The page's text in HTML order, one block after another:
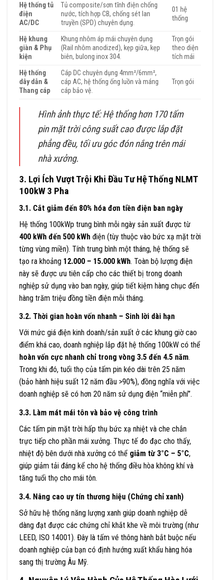
Hệ thống tủ
điện
AC/DC
Tủ composite/sơn tĩnh điện chống
nước, tích hợp CB, chống sét lan
truyền (SPD) chuyên dụng.
01 hệ
thống
Hệ khung
giàn & Phụ
kiện
Khung nhôm áp mái chuyên dụng
(Rail nhôm anodized), kẹp giữa, kẹp
biên, bulong inox 304.
Trọn gói
theo diện
tích mái
Hệ thống
dây dẫn &
Thang cáp
Cáp DC chuyên dụng 4mm²/6mm²,
cáp AC, hệ thống ống luồn và máng
cáp bảo vệ.
Trọn gói
Hình ảnh thực tế: Hệ thống hơn 170 tấm
pin mặt trời công suất cao được lắp đặt
phẳng đều, tối ưu góc đón nắng trên mái
nhà xưởng.
3. Lợi Ích Vượt Trội Khi Đầu Tư Hệ Thống NLMT
100kW 3 Pha
3.1. Cắt giảm đến 80% hóa đơn tiền điện ban ngày
Hệ thống 100kWp trung bình mỗi ngày sản xuất được từ
400 kWh đến 500 kWh điện (tùy thuộc vào bức xạ mặt trời
từng vùng miền). Tính trung bình một tháng, hệ thống sẽ
tạo ra khoảng 12.000 – 15.000 kWh. Toàn bộ lượng điện
này sẽ được ưu tiên cấp cho các thiết bị trong doanh
nghiệp sử dụng vào ban ngày, giúp tiết kiệm hàng chục đến
hàng trăm triệu đồng tiền điện mỗi tháng.
3.2. Thời gian hoàn vốn nhanh – Sinh lời dài hạn
Với mức giá điện kinh doanh/sản xuất ở các khung giờ cao
điểm khá cao, doanh nghiệp lắp đặt hệ thống 100kW có thể
hoàn vốn cực nhanh chỉ trong vòng 3.5 đến 4.5 năm.
Trong khi đó, tuổi thọ của tấm pin kéo dài trên 25 năm
(bảo hành hiệu suất 12 năm đầu >90%), đồng nghĩa với việc
doanh nghiệp sẽ có hơn 20 năm sử dụng điện “miễn phí”.
3.3. Làm mát mái tôn và bảo vệ công trình
Các tấm pin mặt trời hấp thụ bức xạ nhiệt và che chắn
trực tiếp cho phần mái xưởng. Thực tế đo đạc cho thấy,
nhiệt độ bên dưới nhà xưởng có thể giảm từ 3°C – 5°C,
giúp giảm tải đáng kể cho hệ thống điều hòa không khí và
tăng tuổi thọ cho mái tôn.
3.4. Nâng cao uy tín thương hiệu (Chứng chỉ xanh)
Sở hữu hệ thống năng lượng xanh giúp doanh nghiệp dễ
dàng đạt được các chứng chỉ khắt khe về môi trường (như
LEED, ISO 14001). Đây là tấm vé thông hành bắt buộc nếu
doanh nghiệp của bạn có định hướng xuất khẩu hàng hóa
sang thị trường Âu Mỹ.